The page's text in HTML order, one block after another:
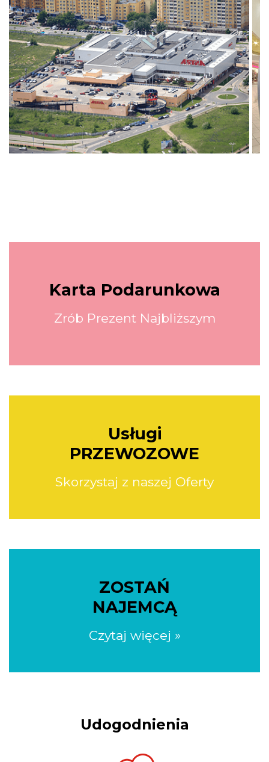
Karta Podarunkowa
Zrób Prezent Najbliższym
Usługi
PRZEWOZOWE
Skorzystaj z naszej Oferty
ZOSTAŃ
NAJEMCĄ
Czytaj więcej »
Udogodnienia